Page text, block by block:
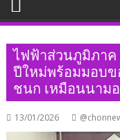
ไฟฟ้าส่วนภูมิภาค
ปีใหม่พร้อมมอบ
ชนก เหมือนนาม
13/01/2026